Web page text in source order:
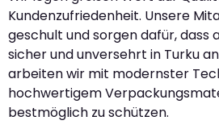
Kundenzufriedenheit. Unsere
geschult und sorgen dafür, dass
sicher und unversehrt in Turku
arbeiten wir mit modernster
hochwertigem
bestmöglich zu schützen.